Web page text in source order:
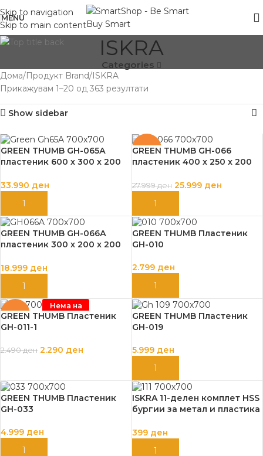
Skip to navigation
Skip to main content
MENU
ISKRA
Categories
Дома Продукт Brand ISKRA
Прикажувам 1–20 од 363 резултати
Show sidebar
GREEN THUMB GH-065А
пластеник 600 x 300 x 200
33.990 ден
ДОДАЈ ВО КОШНИЦА
-7%
GREEN THUMB GH-066
пластеник 400 x 250 x 200
27.999ден 25.999 ден
ДОДАЈ ВО КОШНИЦА
GREEN THUMB GH-066А
пластеник 300 x 200 x 200
18.999 ден
ДОДАЈ ВО КОШНИЦА
GREEN THUMB Пластеник
GH-010
2.799 ден
ДОДАЈ ВО КОШНИЦА
Нема на
залиха
-8%
GREEN THUMB Пластеник
GH-011-1
2.490ден 2.290 ден
GREEN THUMB Пластеник
GH-019
5.999 ден
ДОДАЈ ВО КОШНИЦА
GREEN THUMB Пластеник
GH-033
4.999 ден
ДОДАЈ ВО КОШНИЦА
ISKRA 11-делен комплет HSS
бургии за метал и пластика
399 ден
ДОДАЈ ВО КОШНИЦА